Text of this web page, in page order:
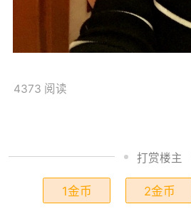
4373 阅读
打赏楼主
1金币 2金币